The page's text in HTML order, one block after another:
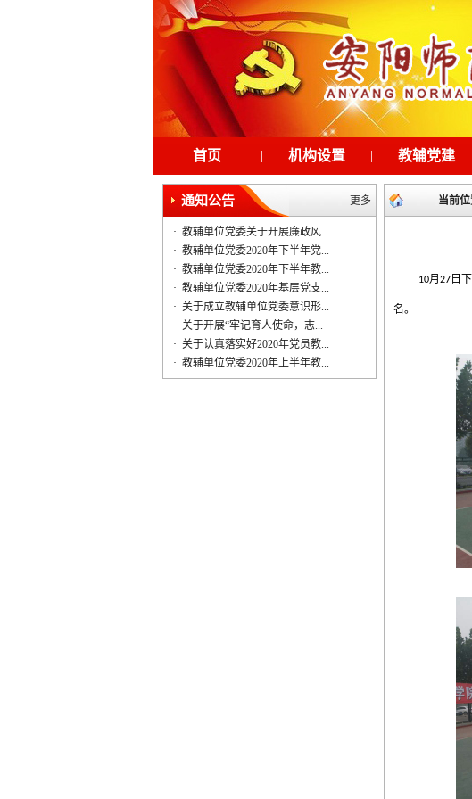
首页 | 机构设置 | 教辅党建
更多
通知公告
· 教辅单位党委关于开展廉政风...
· 教辅单位党委2020年下半年党...
· 教辅单位党委2020年下半年教...
· 教辅单位党委2020年基层党支...
· 关于成立教辅单位党委意识形...
· 关于开展“牢记育人使命，志...
· 关于认真落实好2020年党员教...
· 教辅单位党委2020年上半年教...
当前位
10月 27 日
名。